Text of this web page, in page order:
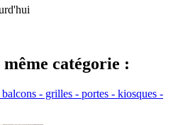
catégorie :
- grilles - portes - kiosques -